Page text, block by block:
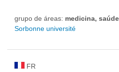
grupo de áreas: medicina, saúde
Sorbonne université
FR